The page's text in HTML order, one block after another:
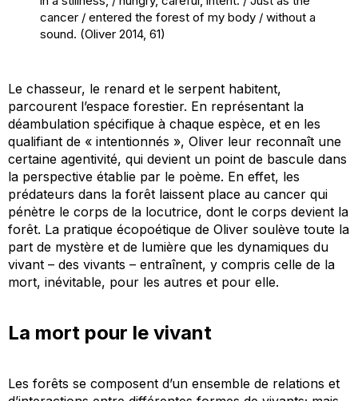
cancer / entered the forest of my body / without a
sound. (Oliver 2014, 61)
Le chasseur, le renard et le serpent habitent,
parcourent l’espace forestier. En représentant la
déambulation spécifique à chaque espèce, et en les
qualifiant de « intentionnés », Oliver leur reconnaît une
certaine agentivité, qui devient un point de bascule dans
la perspective établie par le poème. En effet, les
prédateurs dans la forêt laissent place au cancer qui
pénètre le corps de la locutrice, dont le corps devient la
forêt. La pratique écopoétique de Oliver soulève toute la
part de mystère et de lumière que les dynamiques du
vivant – des vivants – entraînent, y compris celle de la
mort, inévitable, pour les autres et pour elle.
La mort pour le vivant
Les forêts se composent d’un ensemble de relations et